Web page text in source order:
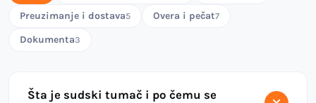
Preuzimanje i dostava5 Overa i pečat7
Dokumenta3
Šta je sudski tumač i po čemu se